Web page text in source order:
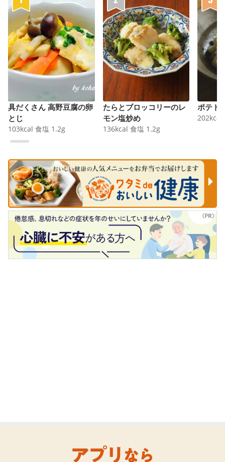
具だくさん 高野豆腐の卵
とじ
103kcal 食塩 1.2g
たらとブロッコリーのレ
モン塩炒め
136kcal 食塩 1.2g
ポテト
202kcal